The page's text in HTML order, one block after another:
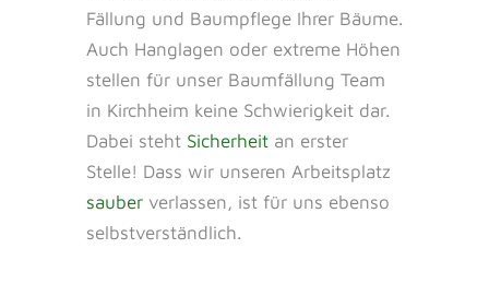
Fällung und Baumpflege Ihrer Bäume.
Auch Hanglagen oder extreme Höhen
stellen für unser Baumfällung Team
in Kirchheim keine Schwierigkeit dar.
Dabei steht Sicherheit an erster
Stelle! Dass wir unseren Arbeitsplatz
sauber verlassen, ist für uns ebenso
selbstverständlich.